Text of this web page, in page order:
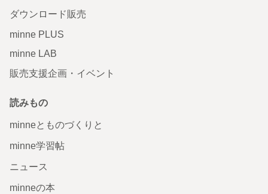
ダウンロード販売
minne PLUS
minne LAB
販売支援企画・イベント
読みもの
minneとものづくりと
minne学習帖
ニュース
minneの本